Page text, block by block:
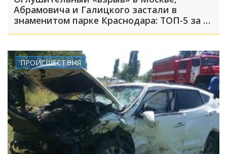
Абрамовича и Галицкого застали в
знаменитом парке Краснодара: ТОП-5 за 7
августа
ПРОИСШЕСТВИЯ